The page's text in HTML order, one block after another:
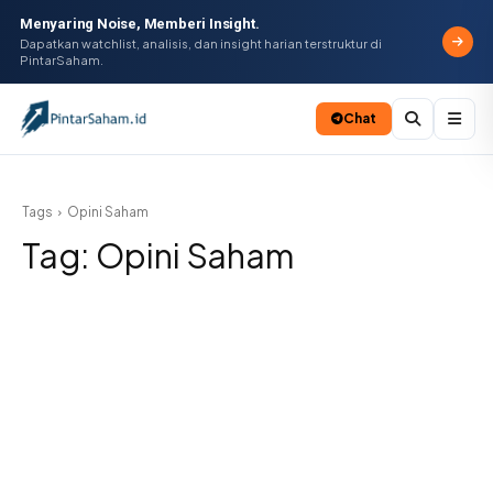
Menyaring Noise, Memberi Insight.
Dapatkan watchlist, analisis, dan insight harian terstruktur di
PintarSaham.
Chat
Tags
Opini Saham
Tag: Opini Saham